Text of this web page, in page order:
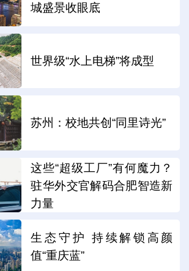
城盛景收眼底
世界级“水上电梯”将成型
苏州：校地共创“同里诗光”
这些“超级工厂”有何魔力？
驻华外交官解码合肥智造新
力量
生态守护 持续解锁高颜
值“重庆蓝”